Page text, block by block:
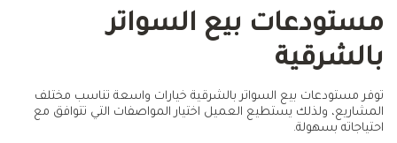
مستودعات بيع السواتر
بالشرقية
توفر مستودعات بيع السواتر بالشرقية خيارات واسعة تناسب مختلف
المشاريع، ولذلك يستطيع العميل اختيار المواصفات التي تتوافق مع
احتياجاته بسهولة.